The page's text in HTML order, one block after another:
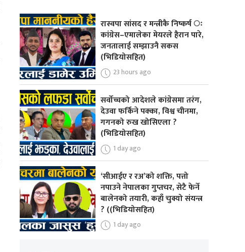
रास्वपा सांसद र मन्त्रीकै निष्कर्ष ः
कांग्रेस–एमालेका मेयरले हैरान पारे,
जनतालाई सम्झाउनै सकस
(भिडियोसहित)
23 hours ago
सर्वोच्चको आदेशले कांग्रेसमा तरंग,
देउवा फर्किने पक्का, विश्व चीनमा,
गगनको रुख खोसिएला ?
(भिडियोसहित)
1 day ago
‘सीआईए र रअ’को शक्ति, पत्तो
नपाउने नेपालका गुप्तचर, सेटै फेर्ने
बालेनको तयारी, कहाँ चुक्यो संयन्त्र
? ((भिडियोसहित)
1 day ago